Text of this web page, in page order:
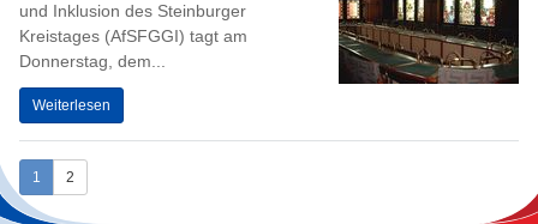
und Inklusion des Steinburger
Kreistages (AfSFGGI) tagt am
Donnerstag, dem...
Weiterlesen
1 2